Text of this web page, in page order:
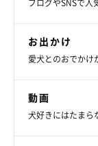
ブログやSNSで人
お出かけ
愛犬とのおでかけ
動画
犬好きにはたまら